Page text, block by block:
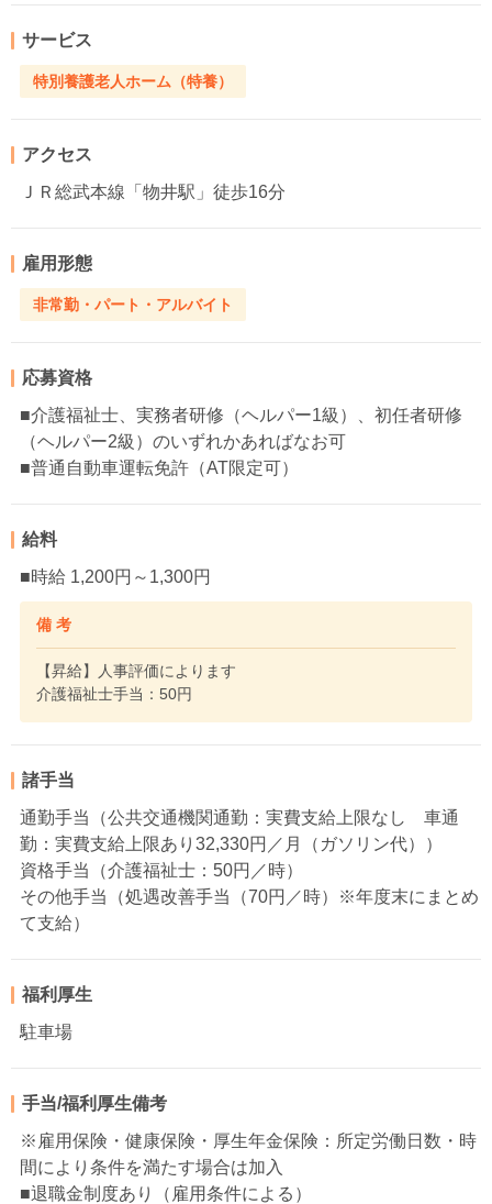
サービス
特別養護老人ホーム（特養）
アクセス
ＪＲ総武本線「物井駅」徒歩16分
雇用形態
非常勤・パート・アルバイト
応募資格
■介護福祉士、実務者研修（ヘルパー1級）、初任者研修
（ヘルパー2級）のいずれかあればなお可
■普通自動車運転免許（AT限定可）
給料
■時給 1,200円～1,300円
備 考
【昇給】人事評価によります
介護福祉士手当：50円
諸手当
通勤手当（公共交通機関通勤：実費支給上限なし 車通
勤：実費支給上限あり32,330円／月（ガソリン代））
資格手当（介護福祉士：50円／時）
その他手当（処遇改善手当（70円／時）※年度末にまとめ
て支給）
福利厚生
駐車場
手当/福利厚生備考
※雇用保険・健康保険・厚生年金保険：所定労働日数・時
間により条件を満たす場合は加入
■退職金制度あり（雇用条件による）